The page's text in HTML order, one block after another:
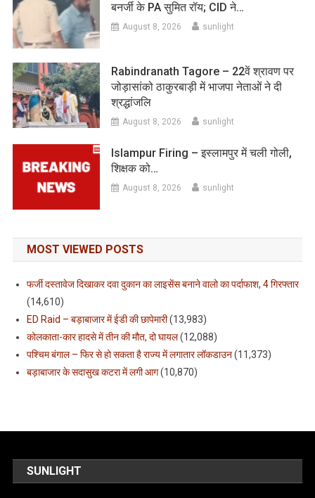
बनर्जी के PA सुमित रॉय; CID ने…
August 8, 2026 sunlight
Rabindranath Tagore – 22वें श्रावण पर
जोड़ासांको ठाकुरबाड़ी में भाजपा नेताओं ने दी
श्रद्धांजलि
August 8, 2026 sunlight
Islampur Firing – इस्लामपुर में चली गोली,
शिक्षक को…
August 8, 2026 sunlight
MOST VIEWED POSTS
फर्जी दस्तावेज दिखाकर दवा दुकान का लाइसेंस बनाने वालो का पर्दाफाश, 4 गिरफ्तार
(14,610)
ED Raid – बड़ाबाजार में ईडी की छापेमारी(13,983)
कोलकाता-कार हादसे में तीन की मौत, दो घायल(12,088)
पश्चिम बंगाल – फिर से हो सकता है राज्य में लगातार लॉकडाउन(11,373)
बड़ाबाजार के सदासुख कटरा में लगी आग(10,870)
SUNLIGHT